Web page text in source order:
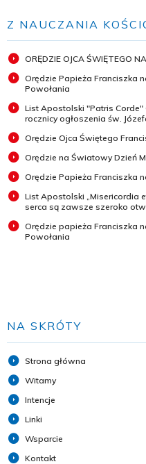
Z NAUCZANIA
ORĘDZIE OJCA ŚWIĘTEGO
Orędzie Papieża Franciszka
Powołania
List Apostolski "Patris Corde"
rocznicy ogłoszenia św.
Orędzie Ojca Świętego
Orędzie na Światowy Dzień
Orędzie Papieża Franciszka
List Apostolski „Misericordia
serca są zawsze szeroko
Orędzie papieża Franciszka
Powołania
NA SKRÓTY
Strona główna
Witamy
Intencje
Linki
Wsparcie
Kontakt